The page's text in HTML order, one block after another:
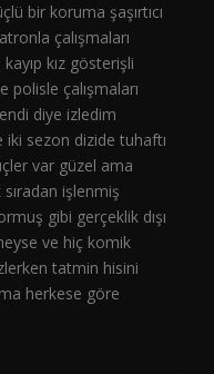
bir koruma şaşırtıcı
çalışmaları
kız gösterişli
polisle çalışmaları
diye izledim
iki sezon dizide tuhaftı
var güzel ama
işlenmiş
gibi gerçeklik dışı
ve hiç komik
tatmin hisini
herkese göre